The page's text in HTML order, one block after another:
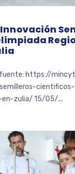
https://
zulia/ 15/05/...